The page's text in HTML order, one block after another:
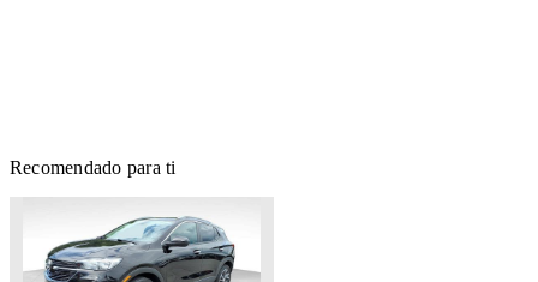
Recomendado para ti